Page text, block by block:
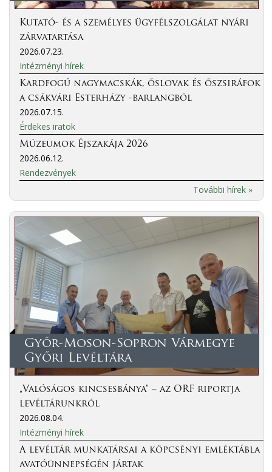
Kutató- és a személyes ügyfélszolgálat nyári
zárvatartása
2026.07.23.
Intézményi hírek
Kardfogú nagymacskák, őslovak és őszsiráfok
a csákvári Esterházy -barlangból
2026.07.15.
Érdekes iratok
Múzeumok Éjszakája 2026
2026.06.12.
Rendezvények
További hírek »
Győr-Moson-Sopron Vármegye
Győri Levéltára
„Valóságos kincsesbánya” – az ORF riportja
levéltárunkról
2026.08.04.
Intézményi hírek
A levéltár munkatársai a köpcsényi emléktábla
avatóünnepségén jártak